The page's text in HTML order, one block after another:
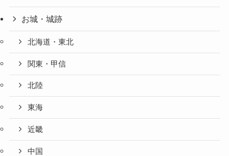
お城・城跡
北海道・東北
関東・甲信
北陸
東海
近畿
中国